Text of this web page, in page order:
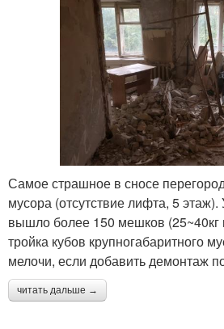
Самое страшное в сносе
мусора (отсутствие лифта, 5
вышло более 150 мешков (25~40кг
тройка кубов крупногабаритного
мелочи, если добавить демонтаж
читать дальше →